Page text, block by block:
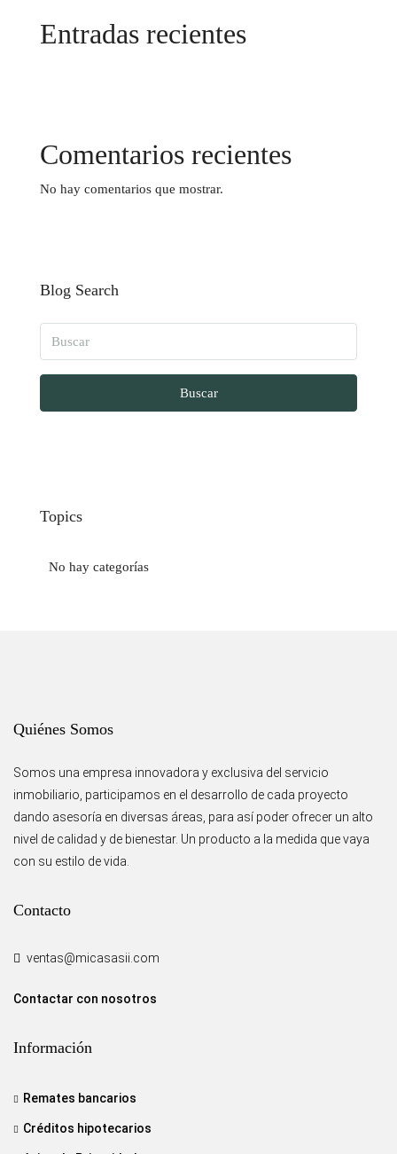
Entradas recientes
Comentarios recientes
No hay comentarios que mostrar.
Blog Search
Buscar
Topics
No hay categorías
Quiénes Somos
Somos una empresa innovadora y exclusiva del servicio
inmobiliario, participamos en el desarrollo de cada proyecto
dando asesoría en diversas áreas, para así poder ofrecer un alto
nivel de calidad y de bienestar. Un producto a la medida que vaya
con su estilo de vida.
Contacto
ventas@micasasii.com
Contactar con nosotros
Información
Remates bancarios
Créditos hipotecarios